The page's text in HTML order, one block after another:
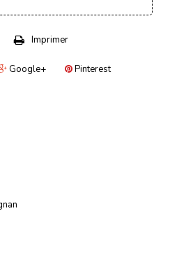
Imprimer
Google+ Pinterest